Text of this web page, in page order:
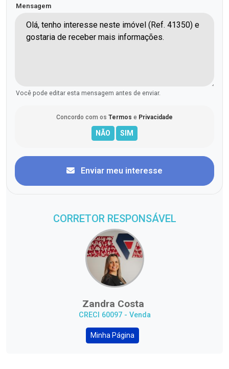
Mensagem
Você pode editar esta mensagem antes de enviar.
Concordo com os Termos e Privacidade
Enviar meu interesse
CORRETOR RESPONSÁVEL
Zandra Costa
CRECI 60097 - Venda
Minha Página